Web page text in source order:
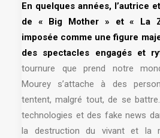
En quelques années, l’autrice
de « Big Mother » et« La
imposée comme une figure
des spectacles engagés et
tournure que prend notre
Mourey s’attache à des
tentent, malgré tout, de se
technologies et des fake news
la destruction du vivant et la